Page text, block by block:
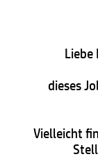
Liebe
dieses
Vielleicht